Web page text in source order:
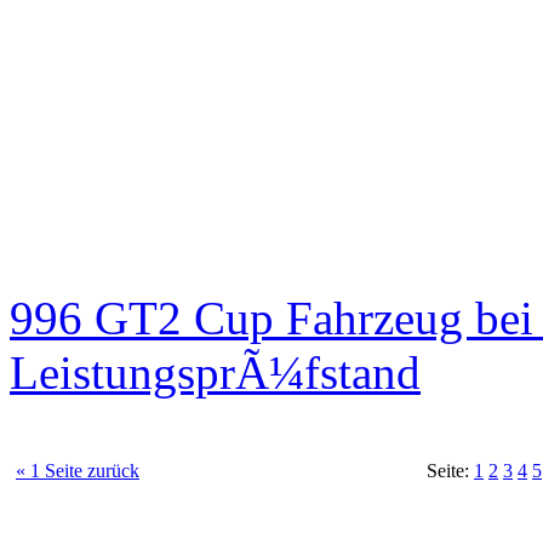
996 GT2 Cup Fahrzeug
LeistungsprÃ¼fstand
« 1 Seite zurück Seite: 1 2 3 4 5